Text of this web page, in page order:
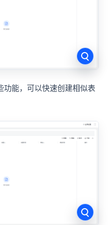
功能，可以快速创建相似表